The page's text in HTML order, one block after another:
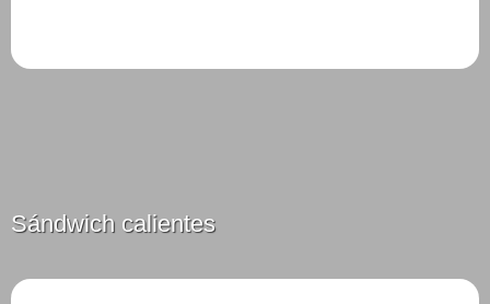
Sándwich calientes